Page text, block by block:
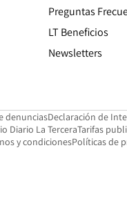
new window
in new window
Preguntas
LT Beneficios
Newsletters
denunciasOpens in new
Declaración de
in new window
Diario La TerceraOpens in
Tarifas
in new window
y condicionesPolíticas de